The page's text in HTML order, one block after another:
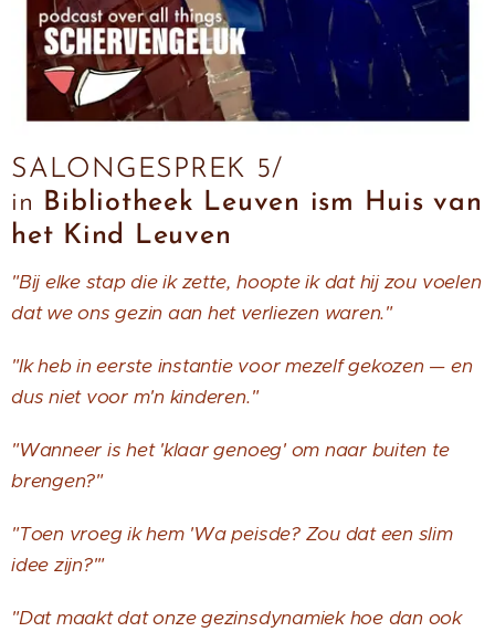
SALONGESPREK 5/
in Bibliotheek Leuven ism Huis van
het Kind Leuven
"Bij elke stap die ik zette, hoopte ik dat hij zou voelen
dat we ons gezin aan het verliezen waren."
"Ik heb in eerste instantie voor mezelf gekozen — en
dus niet voor m'n kinderen."
"Wanneer is het 'klaar genoeg' om naar buiten te
brengen?"
"Toen vroeg ik hem 'Wa peisde? Zou dat een slim
idee zijn?'"
"Dat maakt dat onze gezinsdynamiek hoe dan ook